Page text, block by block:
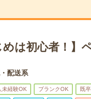
めは初心者！】
配送系
未経験OK ブランクOK 既